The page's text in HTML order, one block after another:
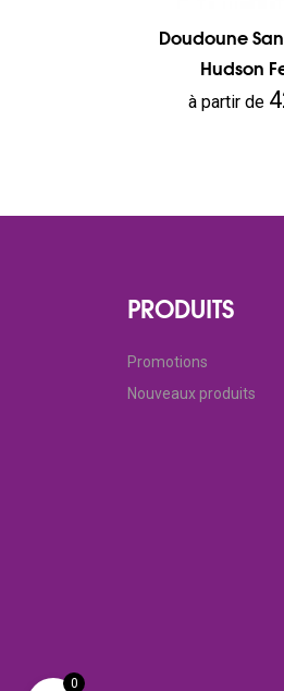
Doudoune
Hudson
Prix
à partir de
PRODUITS
Promotions
Nouveaux produits
0